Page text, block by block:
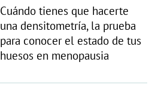
Cuándo tienes que hacerte
una densitometría, la prueba
para conocer el estado de tus
huesos en menopausia